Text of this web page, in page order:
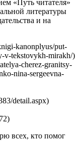
«Путь читателя»
литературы
и на
kanonplyus/put-
v-tekstovykh-mirakh/)
cherez-granitsy-
nina-sergeevna-
detail.aspx)
всех, кто помог